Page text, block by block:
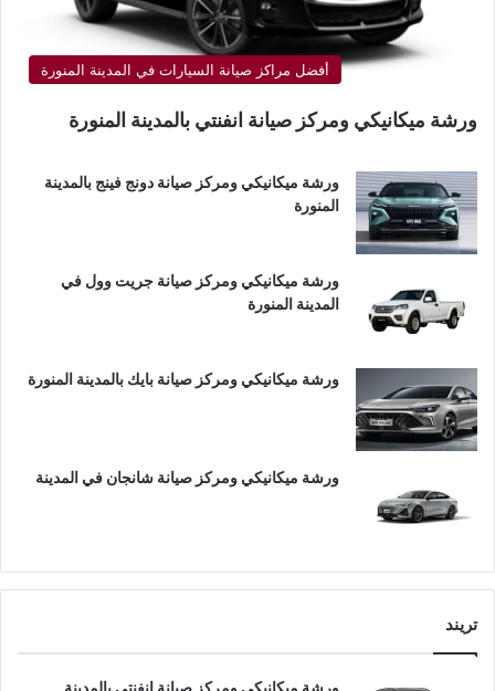
أفضل مراكز صيانة السيارات في المدينة المنورة
ورشة ميكانيكي ومركز صيانة انفنتي بالمدينة المنورة
ورشة ميكانيكي ومركز صيانة دونج فينج بالمدينة
المنورة
ورشة ميكانيكي ومركز صيانة جريت وول في
المدينة المنورة
ورشة ميكانيكي ومركز صيانة بايك بالمدينة المنورة
ورشة ميكانيكي ومركز صيانة شانجان في المدينة
تريند
ورشة ميكانيكي ومركز صيانة انفنتي بالمدينة